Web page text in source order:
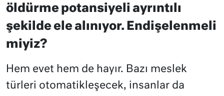
öldürme potansiyeli ayrıntılı
şekilde ele alınıyor. Endişelenmeli
miyiz?
Hem evet hem de hayır. Bazı meslek
türleri otomatikleşecek, insanlar da